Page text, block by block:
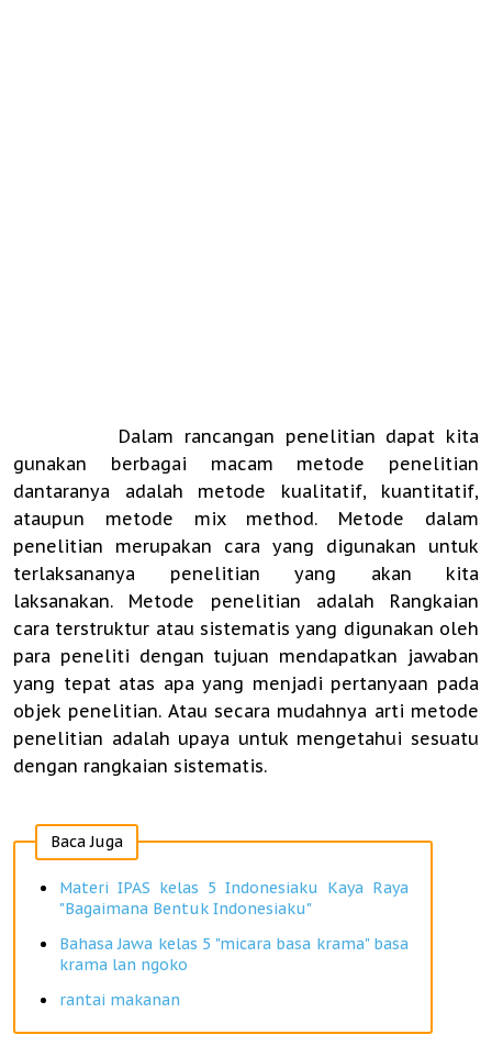
Dalam rancangan penelitian dapat kita
gunakan berbagai macam metode penelitian
dantaranya adalah metode kualitatif, kuantitatif,
ataupun metode mix method. Metode dalam
penelitian merupakan cara yang digunakan untuk
terlaksananya penelitian yang akan kita
laksanakan. Metode penelitian adalah Rangkaian
cara terstruktur atau sistematis yang digunakan oleh
para peneliti dengan tujuan mendapatkan jawaban
yang tepat atas apa yang menjadi pertanyaan pada
objek penelitian. Atau secara mudahnya arti metode
penelitian adalah upaya untuk mengetahui sesuatu
dengan rangkaian sistematis.
Baca Juga
Materi IPAS kelas 5 Indonesiaku Kaya Raya
"Bagaimana Bentuk Indonesiaku"
Bahasa Jawa kelas 5 "micara basa krama" basa
krama lan ngoko
rantai makanan